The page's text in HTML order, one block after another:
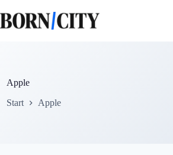
Inhalt
springen
Apple
Start Apple